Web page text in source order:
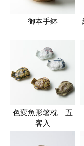
御本手鉢
色変魚形箸枕 五
客入